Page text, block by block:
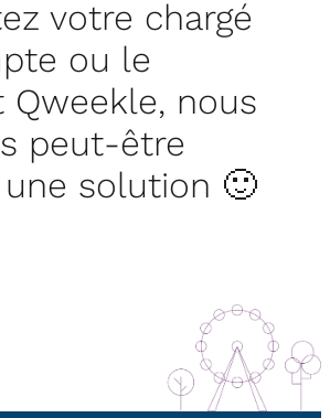
votre chargé
ou le
Qweekle, nous
peut-être
solution 🙂